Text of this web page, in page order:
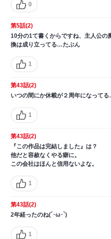
0
第5話(2)
10分の1て書くからですね、主人公の
換は成り立ってる…たぶん
1
第43話(2)
いつの間にか休載が２周年になって
1
第43話(2)
『この作品は完結しました』は？
他だと容赦なくやる癖に。
この会社はほんと信用ないよな。
1
第43話(2)
2年経ったのね(´･ω･`)
1